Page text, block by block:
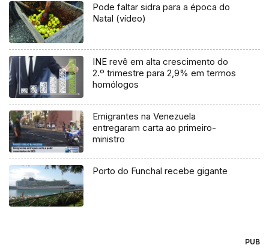
Pode faltar sidra para a época do
Natal (vídeo)
INE revê em alta crescimento do
2.º trimestre para 2,9% em termos
homólogos
Emigrantes na Venezuela
entregaram carta ao primeiro-
ministro
Porto do Funchal recebe gigante
PUB